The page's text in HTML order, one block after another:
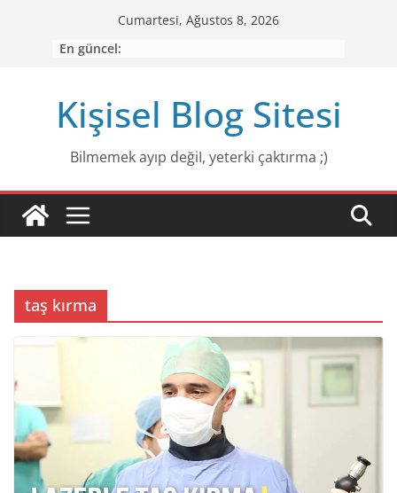
Cumartesi, Ağustos 8, 2026
En güncel:
Kişisel Blog Sitesi
Bilmemek ayıp değiI, yeterki çaktırma ;)
taş kırma